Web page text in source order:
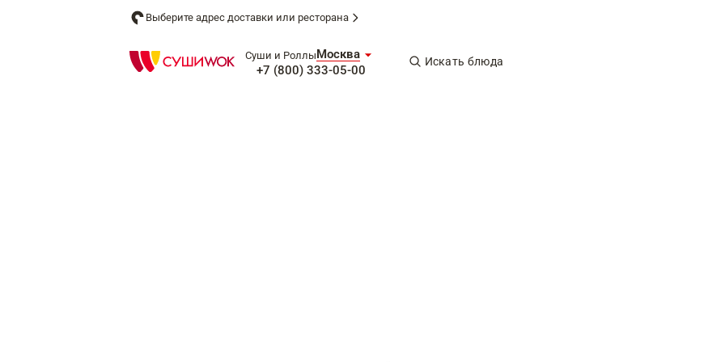
Выберите адрес доставки или ресторана
Суши и РоллыМосква
+7 (800) 333-05-00
Искать блюда